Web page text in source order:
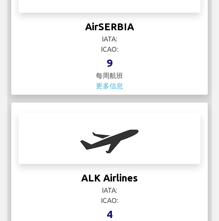
AirSERBIA
IATA:
ICAO:
9
每周航班
更多信息
ALK Airlines
IATA:
ICAO:
4